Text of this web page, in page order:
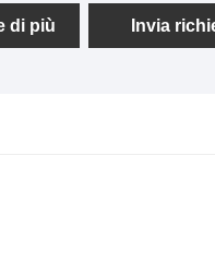
per USA,
e altri paesi,
di più Invia